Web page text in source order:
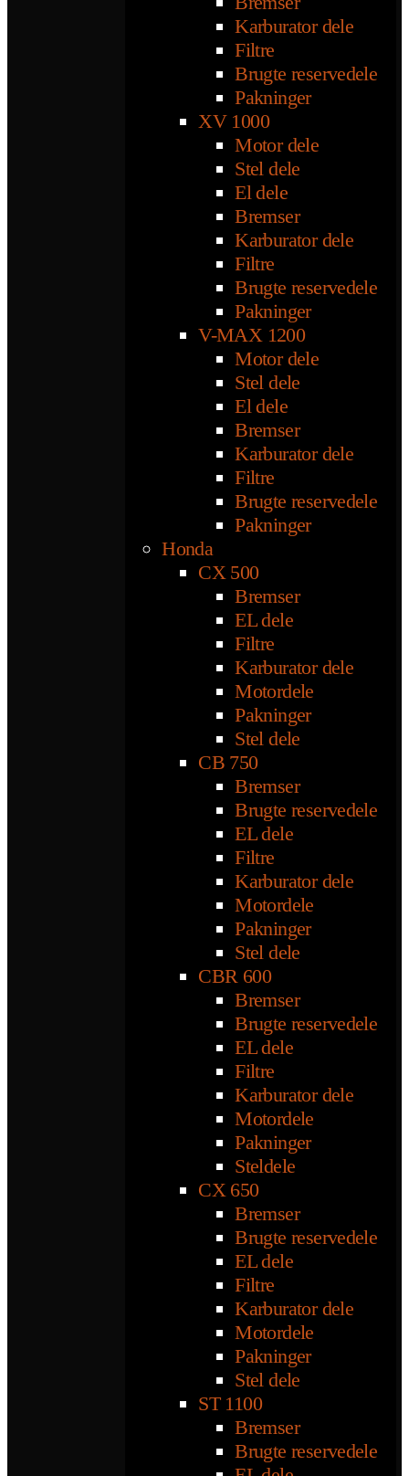
Karburator dele
Filtre
Brugte reservedele
Pakninger
XV 1000
Motor dele
Stel dele
El dele
Bremser
Karburator dele
Filtre
Brugte reservedele
Pakninger
V-MAX 1200
Motor dele
Stel dele
El dele
Bremser
Karburator dele
Filtre
Brugte reservedele
Pakninger
Honda
CX 500
Bremser
EL dele
Filtre
Karburator dele
Motordele
Pakninger
Stel dele
CB 750
Bremser
Brugte reservedele
EL dele
Filtre
Karburator dele
Motordele
Pakninger
Stel dele
CBR 600
Bremser
Brugte reservedele
EL dele
Filtre
Karburator dele
Motordele
Pakninger
Steldele
CX 650
Bremser
Brugte reservedele
EL dele
Filtre
Karburator dele
Motordele
Pakninger
Stel dele
ST 1100
Bremser
Brugte reservedele